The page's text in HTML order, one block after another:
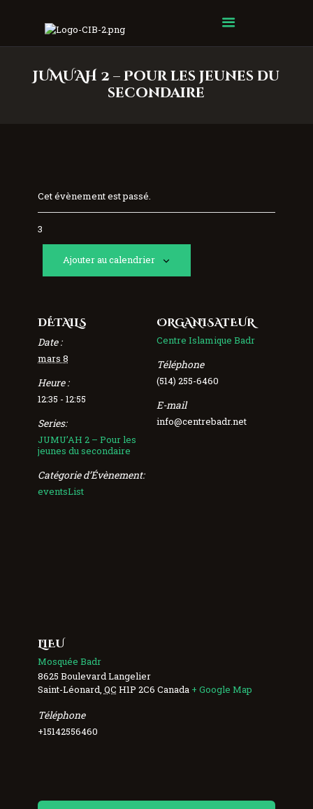
JUMU'AH 2 – Pour les jeunes du
secondaire
Centre Islamique Badr
Cet évènement est passé.
3
Ajouter au calendrier
DÉTAILS
Date :
mars 8
Heure :
12:35 - 12:55
Series:
JUMU’AH 2 – Pour les
jeunes du secondaire
Catégorie d’Évènement:
eventsList
ORGANISATEUR
Centre Islamique Badr
Téléphone
(514) 255-6460
E-mail
info@centrebadr.net
LIEU
Mosquée Badr
8625 Boulevard Langelier
Saint-Léonard QC H1P 2C6 Canada + Google Map
Téléphone
+15142556460